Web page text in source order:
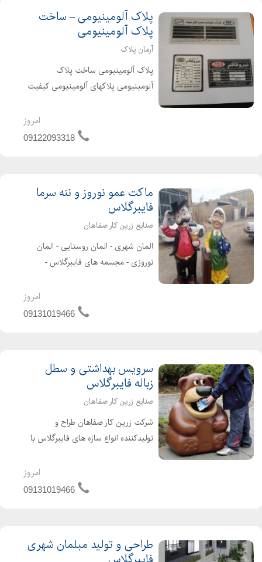
پلاک آلومینیومی – ساخت
پلاک آلومینیومی
آرمان پلاک
پلاک آلومینیومی ساخت پلاک
آلومینیومی پلاکهای آلومینیومی کیفیت
روشنی دارند و در بین پلاکهای گوناگون
طرفداران مخصوص خود را دارا میباشند.
امروز
09122093318
ماکت عمو نوروز و ننه سرما
فایبرگلاس
صنایع زرین کار صفاهان
المان شهری - المان روستایی - المان
نوروزی - مجسمه های فایبرگلاس -
فایبرگلاس - مجسمه های شهری طراحی و
تولید انواع المان های شهری، روستایی و
امروز
09131019466
سرویس بهداشتی و سطل
زباله فایبرگلاس
صنایع زرین کار صفاهان
شرکت زرین کار صفاهان طراح و
تولیدکننده انواع سازه های فایبرگلاس با
سفارش انواع سرویس بهداشتی و سطل
زباله لازمه پارکها و مجموعه های تفریحی
امروز
09131019466
طراحی و تولید مبلمان شهری